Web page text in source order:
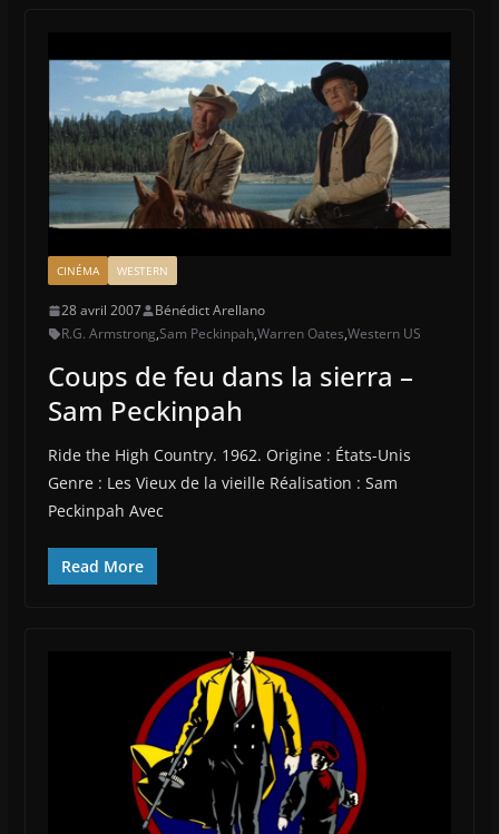
CINÉMA WESTERN
28 avril 2007
Bénédict Arellano
R.G. Armstrong,Sam Peckinpah,Warren Oates,Western US
Coups de feu dans la sierra –
Sam Peckinpah
Ride the High Country. 1962. Origine : États-Unis
Genre : Les Vieux de la vieille Réalisation : Sam
Peckinpah Avec
Read More